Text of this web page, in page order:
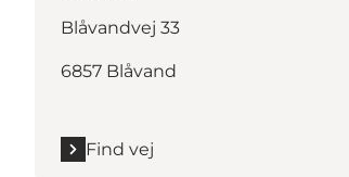
Blåvandvej 33
6857 Blåvand
Find vej